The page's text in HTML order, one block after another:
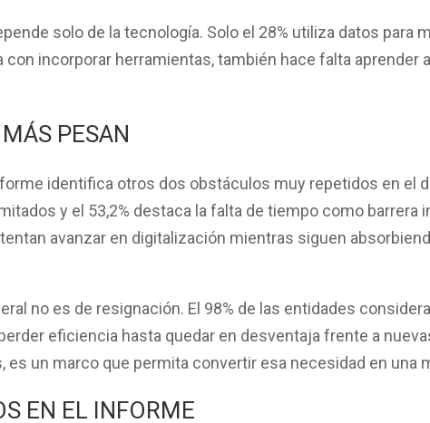
solo de la tecnología. Solo el 28% utiliza datos para
con incorporar herramientas, también hace falta
PESAN
identifica otros dos obstáculos muy repetidos en el
y el 53,2% destaca la falta de tiempo como barrera
avanzar en digitalización mientras siguen
no es de resignación. El 98% de las entidades
eficiencia hasta quedar en desventaja frente a
es un marco que permita convertir esa necesidad en una
EN EL INFORME